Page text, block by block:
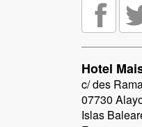
Hotel
c/ des
07730
Islas